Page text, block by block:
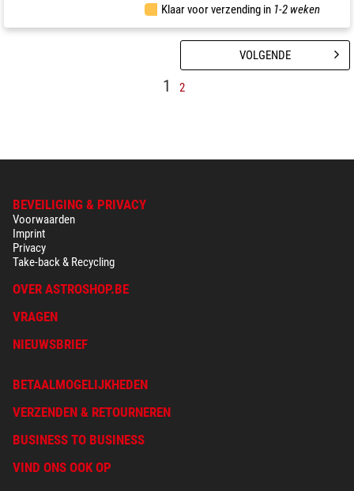
Klaar voor verzending in 1-2 weken
1 2
VOLGENDE
BEVEILIGING & PRIVACY
Voorwaarden
Imprint
Privacy
Take-back & Recycling
OVER ASTROSHOP.BE
VRAGEN
NIEUWSBRIEF
BETAALMOGELIJKHEDEN
VERZENDEN & RETOURNEREN
BUSINESS TO BUSINESS
VIND ONS OOK OP